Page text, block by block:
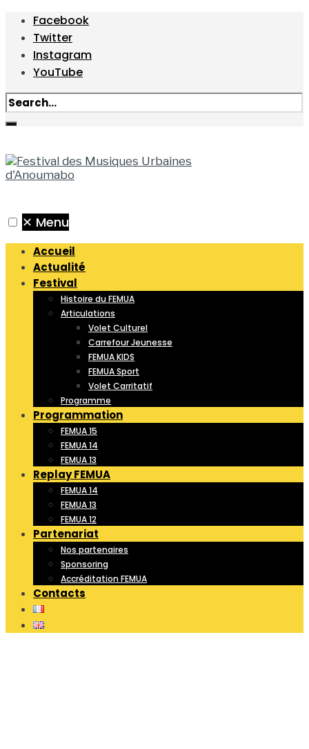
Facebook
Twitter
Instagram
YouTube
✕ Menu
Accueil
Actualité
Festival
Histoire du FEMUA
Articulations
Volet Culturel
Carrefour Jeunesse
FEMUA KIDS
FEMUA Sport
Volet Carritatif
Programme
Programmation
FEMUA 15
FEMUA 14
FEMUA 13
Replay FEMUA
FEMUA 14
FEMUA 13
FEMUA 12
Partenariat
Nos partenaires
Sponsoring
Accréditation FEMUA
Contacts